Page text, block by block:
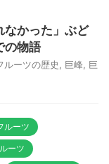
なかった」ぶど
の物語
ルーツの歴史 巨峰
巨
ルーツ
ーツ